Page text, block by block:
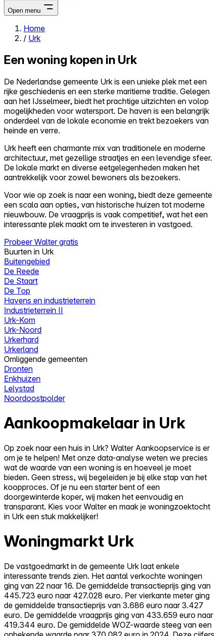
Open menu
Close menu
Zelf kopen
Alles-in-één
Reviews
Prijzen
Log in
Probeer Walter gratis
Home
/ Urk
Een woning kopen in Urk
De Nederlandse gemeente Urk is een unieke plek met een
rijke geschiedenis en een sterke maritieme traditie. Gelegen
aan het IJsselmeer, biedt het prachtige uitzichten en volop
mogelijkheden voor watersport. De haven is een belangrijk
onderdeel van de lokale economie en trekt bezoekers van
heinde en verre.
Urk heeft een charmante mix van traditionele en moderne
architectuur, met gezellige straatjes en een levendige sfeer.
De lokale markt en diverse eetgelegenheden maken het
aantrekkelijk voor zowel bewoners als bezoekers.
Voor wie op zoek is naar een woning, biedt deze gemeente
een scala aan opties, van historische huizen tot moderne
nieuwbouw. De vraagprijs is vaak competitief, wat het een
interessante plek maakt om te investeren in vastgoed.
Probeer Walter gratis
Buurten in Urk
Buitengebied
De Reede
De Staart
De Top
Havens en industrieterrein
Industrieterrein II
Urk-Kom
Urk-Noord
Urkerhard
Urkerland
Omliggende gemeenten
Dronten
Enkhuizen
Lelystad
Noordoostpolder
Aankoopmakelaar in Urk
Op zoek naar een huis in Urk? Walter Aankoopservice is er
om je te helpen! Met onze data-analyse weten we precies
wat de waarde van een woning is en hoeveel je moet
bieden. Geen stress, wij begeleiden je bij elke stap van het
koopproces. Of je nu een starter bent of een
doorgewinterde koper, wij maken het eenvoudig en
transparant. Kies voor Walter en maak je woningzoektocht
in Urk een stuk makkelijker!
Woningmarkt Urk
De vastgoedmarkt in de gemeente Urk laat enkele
interessante trends zien. Het aantal verkochte woningen
ging van 22 naar 16. De gemiddelde transactieprijs ging van
445.723 euro naar 427.028 euro. Per vierkante meter ging
de gemiddelde transactieprijs van 3.686 euro naar 3.427
euro. De gemiddelde vraagprijs ging van 433.659 euro naar
419.344 euro. De gemiddelde WOZ-waarde steeg van een